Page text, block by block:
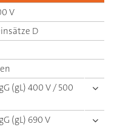
V
D
(gL) 400 V / 500
(gL) 690 V